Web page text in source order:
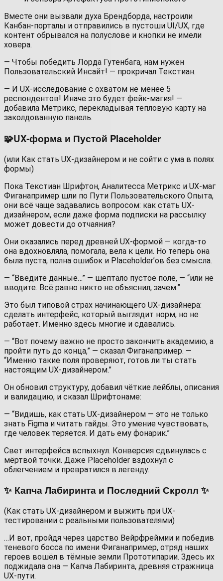
Вместе они вызвали духа Брендборда, настроили
Канбан-порталы и отправились в пустоши UI/UX, где
контент обрывался на полуслове и кнопки не имели
ховера.
— Чтобы победить Лорда Гутенбага, нам нужен
Пользовательский Инсайт! — прокричал Текстиан.
— И UX-исследование с охватом не менее 5
респондентов! Иначе это будет фейк-магия! —
добавила Метрикс, перекладывая тепловую карту на
заколдованную панель.
🧩UX‑форма и Пустой Placeholder
(или Как стать UX-дизайнером и не сойти с ума в полях
формы)
Пока Текстиан Шрифтон, Аналитесса Метрикс и UX‑маг
Фиганапример шли по Пути Пользовательского Опыта,
они всё чаще задавались вопросом: как стать UX-
дизайнером, если даже форма подписки на рассылку
может довести до отчаяния?
Они оказались перед древней UX‑формой — когда-то
она вдохновляла, помогала, вела к цели. Но теперь она
была пуста, полна ошибок и Placeholder’ов без смысла.
— “Введите данные…” — шептало пустое поле, — “или не
вводите. Всё равно никто не объяснил, зачем.”
Это был типовой страх начинающего UX-дизайнера:
сделать интерфейс, который выглядит норм, но не
работает. Именно здесь многие и сдавались.
— “Вот почему важно не просто закончить академию, а
пройти путь до конца,” — сказал Фиганапример. —
“Именно такие поля проверяют, готов ли ты стать
настоящим UX-дизайнером.”
Он обновил структуру, добавил чёткие лейблы, описания
и валидацию, и сказал Шрифтонаме:
— “Видишь, как стать UX-дизайнером — это не только
знать Figma и читать гайды. Это умение чувствовать,
где человек теряется. И дать ему фонарик.”
Свет интерфейса вспыхнул. Конверсия сдвинулась с
мёртвой точки. Даже Placeholder вздохнул с
облегчением и превратился в легенду.
✨ Капча Лабиринта и Последний Скролл ✨
(Как стать UX-дизайнером и выжить при UX-
тестировании с реальными пользователями)
…И вот, пройдя через царство Вейрфреймии и победив
теневого босса по имени Фиганапример, отряд наших
героев вошёл в тёмные земли Прототипарии. Здесь их
поджидала она — Капча Лабиринта, древняя стражница
UX-пути.